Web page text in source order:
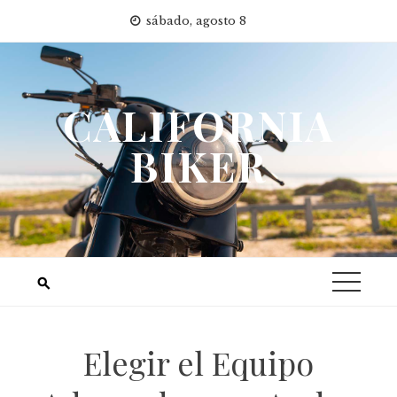
contenido
sábado, agosto 8
CALIFORNIA
BIKER
Elegir el Equipo